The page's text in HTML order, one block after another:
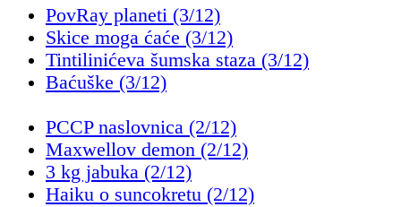
PovRay planeti (3/12)
Skice moga ćaće (3/12)
Tintilinićeva šumska staza (3/12)
Baćuške (3/12)
PCCP naslovnica (2/12)
Maxwellov demon (2/12)
3 kg jabuka (2/12)
Haiku o suncokretu (2/12)